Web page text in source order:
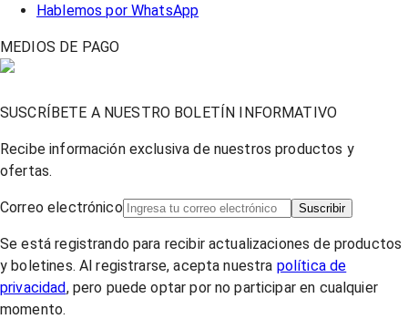
Hablemos por WhatsApp
MEDIOS DE PAGO
SUSCRÍBETE A NUESTRO BOLETÍN INFORMATIVO
Recibe información exclusiva de nuestros productos y
ofertas.
Correo electrónico Suscribir
Se está registrando para recibir actualizaciones de productos
y boletines. Al registrarse, acepta nuestra política de
privacidad, pero puede optar por no participar en cualquier
momento.